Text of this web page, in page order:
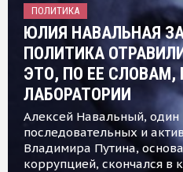
ПОЛИТИКА
ЮЛИЯ НАВАЛЬНАЯ
ПОЛИТИКА
ЭТО, ПО ЕЕ
ЛАБОРАТОРИИ
Алексей Навальный, один
последовательных и
Владимира Путина,
коррупцией, скончался в